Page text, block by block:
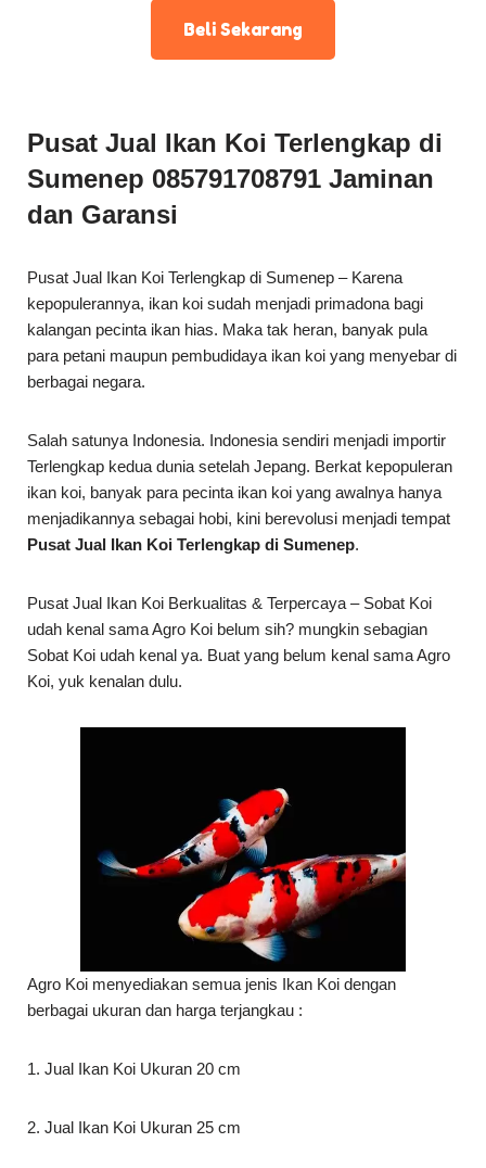
Beli Sekarang
Pusat Jual Ikan Koi Terlengkap di
Sumenep 085791708791 Jaminan
dan Garansi
Pusat Jual Ikan Koi Terlengkap di Sumenep – Karena
kepopulerannya, ikan koi sudah menjadi primadona bagi
kalangan pecinta ikan hias. Maka tak heran, banyak pula
para petani maupun pembudidaya ikan koi yang menyebar di
berbagai negara.
Salah satunya Indonesia. Indonesia sendiri menjadi importir
Terlengkap kedua dunia setelah Jepang. Berkat kepopuleran
ikan koi, banyak para pecinta ikan koi yang awalnya hanya
menjadikannya sebagai hobi, kini berevolusi menjadi tempat
Pusat Jual Ikan Koi Terlengkap di Sumenep.
Pusat Jual Ikan Koi Berkualitas & Terpercaya – Sobat Koi
udah kenal sama Agro Koi belum sih? mungkin sebagian
Sobat Koi udah kenal ya. Buat yang belum kenal sama Agro
Koi, yuk kenalan dulu.
Agro Koi menyediakan semua jenis Ikan Koi dengan
berbagai ukuran dan harga terjangkau :
1. Jual Ikan Koi Ukuran 20 cm
2. Jual Ikan Koi Ukuran 25 cm